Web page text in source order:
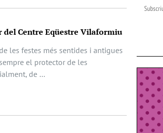
del Centre Eqüestre Vilaformiu
les festes més sentides i antigues
el protector de les
de …